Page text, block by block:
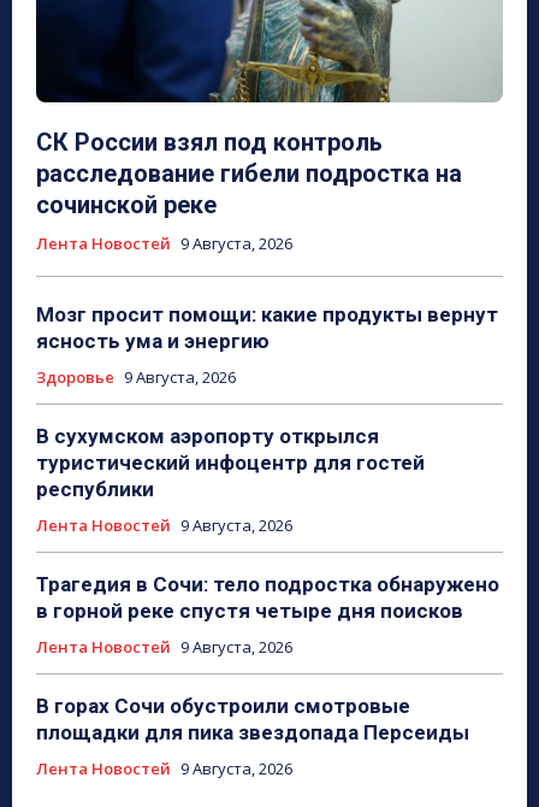
СК России взял под контроль
расследование гибели подростка на
сочинской реке
Лента Новостей 9 Августа, 2026
Мозг просит помощи: какие продукты вернут
ясность ума и энергию
Здоровье 9 Августа, 2026
В сухумском аэропорту открылся
туристический инфоцентр для гостей
республики
Лента Новостей 9 Августа, 2026
Трагедия в Сочи: тело подростка обнаружено
в горной реке спустя четыре дня поисков
Лента Новостей 9 Августа, 2026
В горах Сочи обустроили смотровые
площадки для пика звездопада Персеиды
Лента Новостей 9 Августа, 2026